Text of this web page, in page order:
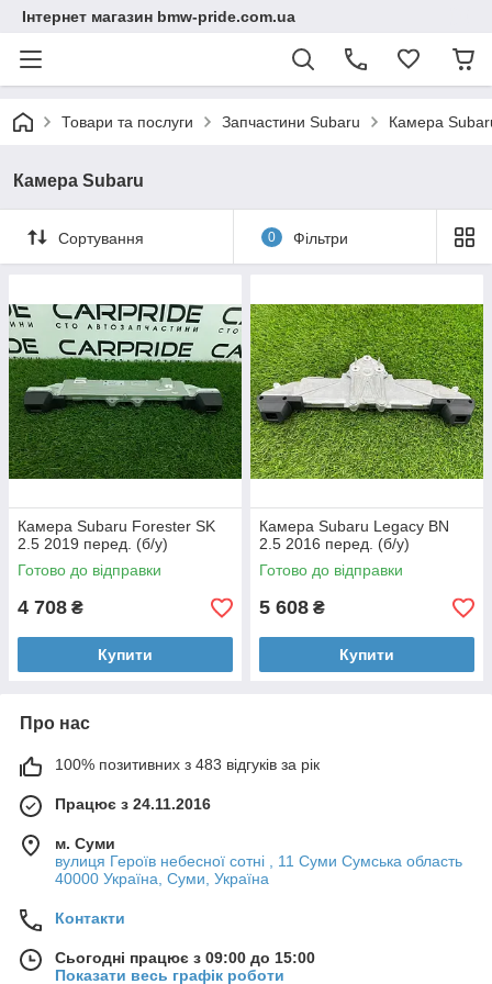
Інтернет магазин bmw-pride.com.ua
Товари та послуги Запчастини Subaru Камера
Камера Subaru
Сортування 0 Фільтри
Камера Subaru Forester SK
2.5 2019 перед. (б/у)
Готово до відправки
4 708 ₴
Купити
Камера Subaru Legacy BN
2.5 2016 перед. (б/у)
Готово до відправки
5 608 ₴
Купити
Про нас
100% позитивних з 483 відгуків за рік
Працює з 24.11.2016
м. Суми
вулиця Героїв небесної сотні , 11 Суми Сумська область
40000 Україна, Суми, Україна
Контакти
Сьогодні працює з 09:00 до 15:00
Показати весь графік роботи